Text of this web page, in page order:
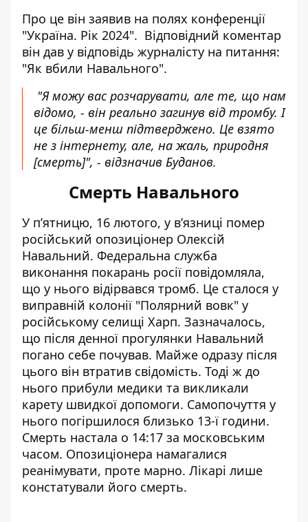
Про це він заявив на полях конференції
"Україна. Рік 2024". Відповідний коментар
він дав у відповідь журналісту на питання:
"Як вбили Навального".
"Я можу вас розчарувати, але те, що нам
відомо, - він реально загинув від тромбу. І
це більш-менш підтверджено. Це взято
не з інтернету, але, на жаль, природня
[смерть]", - відзначив Буданов.
Смерть Навального
У пʼятницю, 16 лютого, у вʼязниці помер
російський опозиціонер Олексій
Навальний. Федеральна служба
виконання покарань росії повідомляла,
що у нього відірвався тромб. Це сталося у
виправній колонії "Полярний вовк" у
російському селищі Харп. Зазначалось,
що після денної прогулянки Навальний
погано себе почував. Майже одразу після
цього він втратив свідомість. Тоді ж до
нього прибули медики та викликали
карету швидкої допомоги. Самопочуття у
нього погіршилося близько 13-ї години.
Смерть настала о 14:17 за московським
часом. Опозиціонера намагалися
реанімувати, проте марно. Лікарі лише
констатували його смерть.